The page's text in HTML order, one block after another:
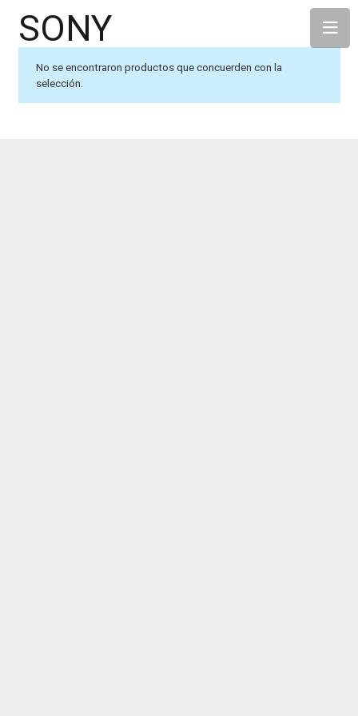
SONY
No se encontraron productos que concuerden con la
selección.